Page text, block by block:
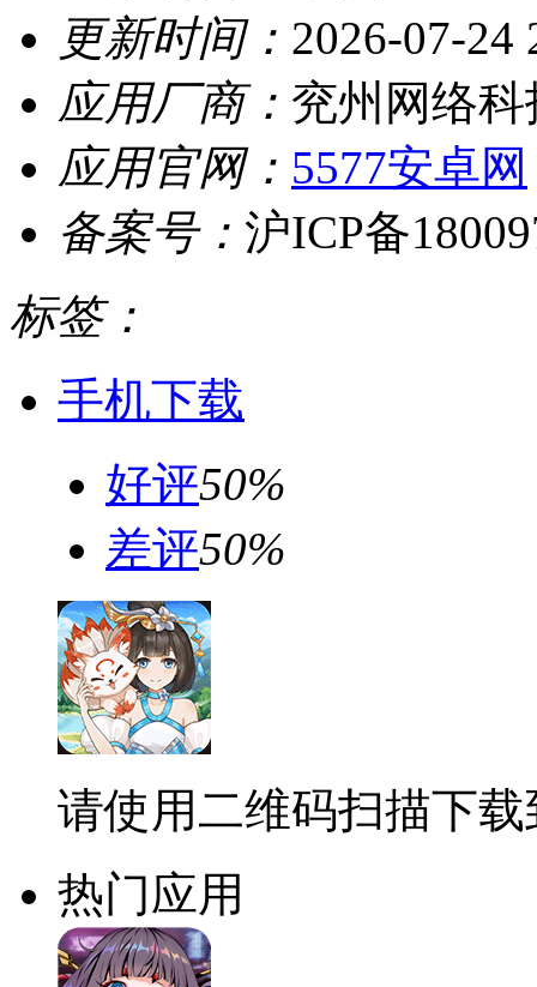
更新时间： 2026-07-24
应用厂商： 兖州网络
应用官网： 5577安卓网
备案号： 沪ICP备
标签：
手机下载
好评50%
差评50%
请使用二维码扫描下
热门应用